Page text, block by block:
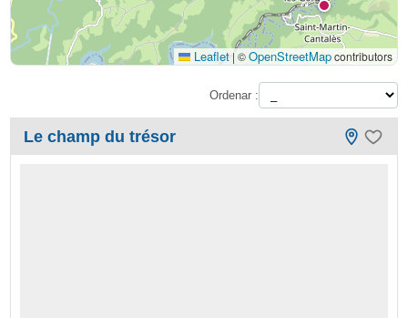
Leaflet | ©OpenStreetMapcontributors
Ordenar :
Le champ du trésor